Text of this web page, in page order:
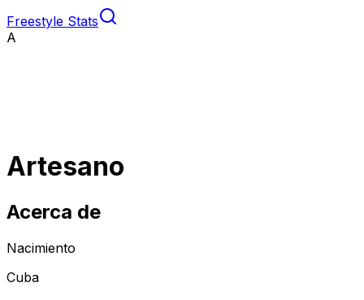
Freestyle Stats
A
Artesano
Acerca de
Nacimiento
Cuba